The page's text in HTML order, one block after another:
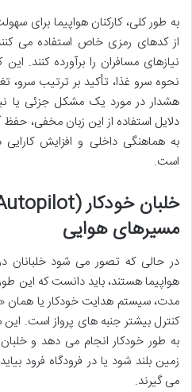
به طور کلی، کارکنان هواپیما برای
از کدهای رمزی خاص استفاده می
نیازهای مسافران را برآورده کنند.
نحوه سرو غذا، تأکید بر ترتیب سرو،
هشدار در مورد یک مشکل جزئی یا
دلایل استفاده از این زبان مخفی،
به هماهنگی داخلی و افزایش
است.
مسیرهای هوایی
در حالی که تصور می شود خلبانان
هواپیما هستند، باید دانست که این
به طور خودکار انجام می دهد و خلبان
زمین بلند شود یا در فرودگاه فرود
می گیرند.